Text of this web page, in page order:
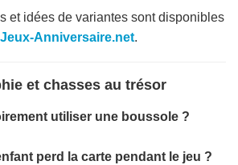
et idées de variantes sont disponibles
Jeux-Anniversaire.net.
et chasses au trésor
utiliser une boussole ?
perd la carte pendant le jeu ?